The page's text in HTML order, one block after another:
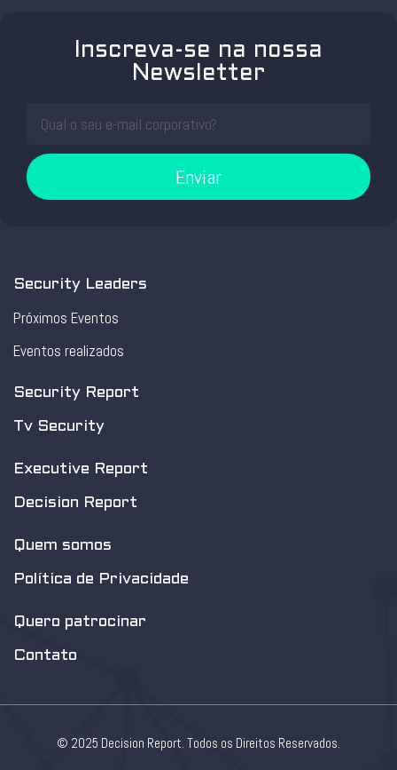
Inscreva-se na nossa
Newsletter
Enviar
Security Leaders
Próximos Eventos
Eventos realizados
Security Report
Tv Security
Executive Report
Decision Report
Quem somos
Política de Privacidade
Quero patrocinar
Contato
© 2025 Decision Report. Todos os Direitos Reservados.